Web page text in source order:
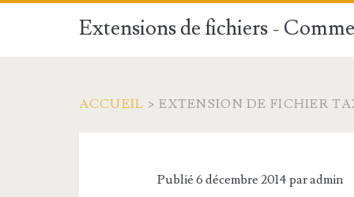
Extensions de fichiers -
ACCUEIL > EXTENSION DE FICHIER
Publié 6 décembre 2014 paradmin